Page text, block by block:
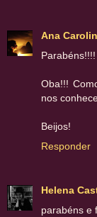
Ana
Oba!!!
nos
Beijos!
Responder
Helena
parabéns e